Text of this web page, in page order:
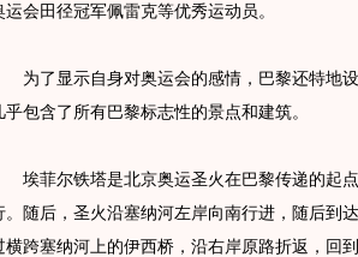
运会田径冠军佩雷克等优秀运动员。
为了显示自身对奥运会的感情，巴黎还特地设
乎包含了所有巴黎标志性的景点和建筑。
埃菲尔铁塔是北京奥运圣火在巴黎传递的起
。随后，圣火沿塞纳河左岸向南行进，随后到
横跨塞纳河上的伊西桥，沿右岸原路折返，回